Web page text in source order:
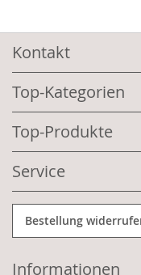
Kontakt
Top-Kategorien
Top-Produkte
Service
Bestellung
Informationen